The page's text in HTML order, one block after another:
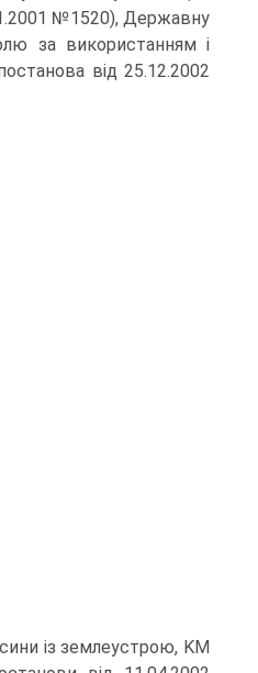
№1520), Державну
за використанням і
від 25.12.2002
із землеустрою, KM